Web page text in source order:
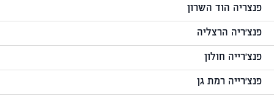
פנצריה הוד השרון
פנצ'ריה הרצליה
פנצ'רייה חולון
פנצ'רייה רמת גן